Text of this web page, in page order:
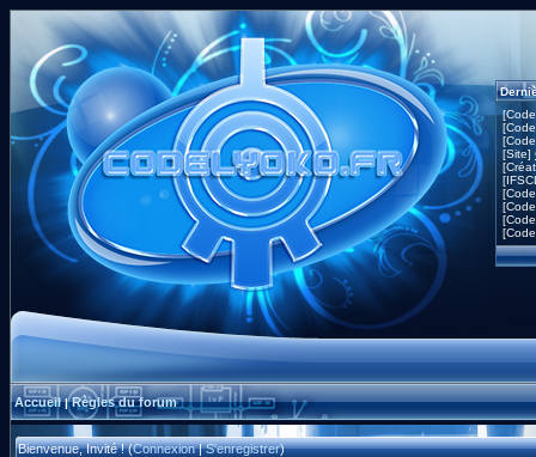
[Site]
Accueil|Règles du forum
Bienvenue, Invité ! (Connexion|S'enregistrer)